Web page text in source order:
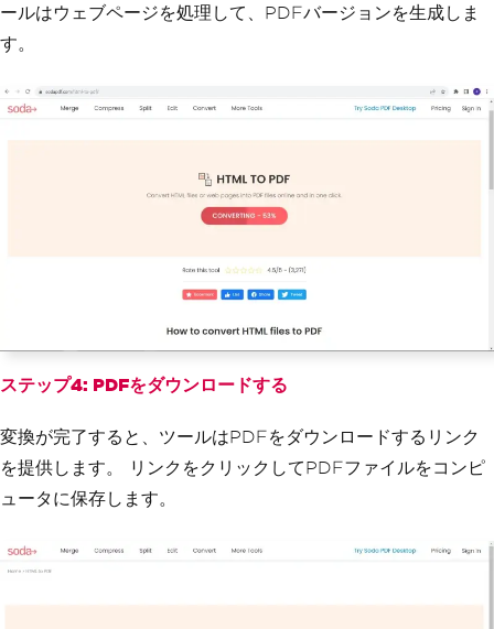
ールはウェブページを処理して、PDFバージョンを生成しま
す。
ステップ4: PDFをダウンロードする
変換が完了すると、ツールはPDFをダウンロードするリンク
を提供します。 リンクをクリックしてPDFファイルをコンピ
ュータに保存します。